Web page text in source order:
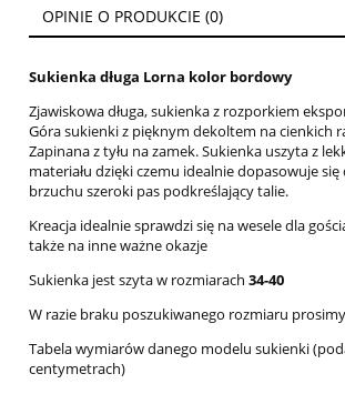
OPINIE O PRODUKCIE (0)
Sukienka długa Lorna kolor bordowy
Zjawiskowa długa, sukienka z rozporkiem
Góra sukienki z pięknym dekoltem na cienkich
Zapinana z tyłu na zamek. Sukienka uszyta z
materiału dzięki czemu idealnie dopasowuje się
brzuchu szeroki pas podkreślający talie.
Kreacja idealnie sprawdzi się na wesele dla
także na inne ważne okazje
Sukienka jest szyta w rozmiarach 34-40
W razie braku poszukiwanego rozmiaru
Tabela wymiarów danego modelu sukienki
centymetrach)